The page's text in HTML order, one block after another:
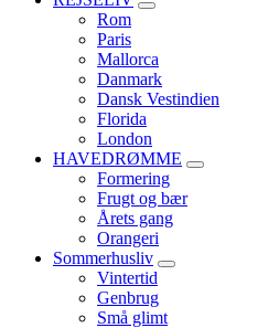
Rom
Paris
Mallorca
Danmark
Dansk Vestindien
Florida
London
HAVEDRØMME
Formering
Frugt og bær
Årets gang
Orangeri
Sommerhusliv
Vintertid
Genbrug
Små glimt